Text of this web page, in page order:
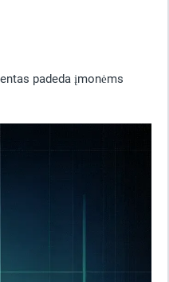
padeda įmonėms